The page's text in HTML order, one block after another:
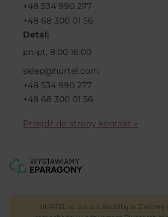
+48 534 990 277
+48 68 300 01 56
Detal:
pn-pt, 8:00 16:00
sklep@hurtel.com
+48 534 990 277
+48 68 300 01 56
Przejdź do strony kontakt »
HURTEL sp. z o.o. z siedzibą w